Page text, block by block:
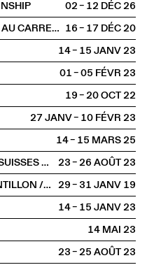
02 – 12 DÉC2026
/ ANNULÉ / MARC OOSTERHOFF AU CARREAU DU TEMPLE 16 – 17 DÉC2020
14 – 15 JANV2023
01 – 05 FÉVR2023
19 – 20 OCT2022
27 JANV – 10 FÉVR2023
14 – 15 MARS2025
LES COMPAGNIES DE PASSAGE SUISSES AU FESTIVAL D'AURILLAC
23 – 26 AOÛT2023
LAURENCE YADI & NICOLAS CANTILLON / EDOUARD HUE 29 – 31 JANV2019
14 – 15 JANV2023
14 MAI2023
23 – 25 AOÛT2023